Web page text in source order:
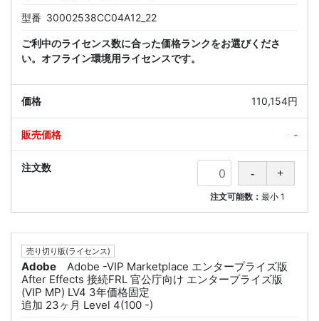
型番 30002538CC04A12_22
ご利中のライセンス数に合った価格ランクをお選びくださ
い。オフライン環境用ライセンスです。
110,154円
-
注文可能数：最小 1
売り切り版(ライセンス)
Adobe
Adobe -VIP Marketplace エンタープライズ版
After Effects 接続FRL 官公庁向け エンタープライズ版
(VIP MP) LV4 3年価格固定
追加 23ヶ月 Level 4(100 -)